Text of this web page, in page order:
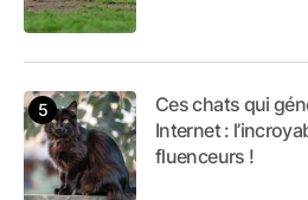
Ces chats qui
Internet :
fluenceurs !